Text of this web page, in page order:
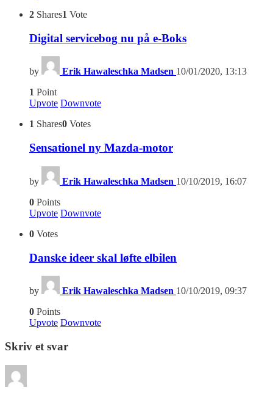
2 Shares1 Vote
Digital servicebog nu på e-Boks
by Erik Hawaleschka Madsen 10/01/2020, 13:13
1 Point
Upvote Downvote
1 Shares0 Votes
Sensationel ny Mazda-motor
by Erik Hawaleschka Madsen 10/10/2019, 16:07
0 Points
Upvote Downvote
0 Votes
Danske ideer skal løfte elbilen
by Erik Hawaleschka Madsen 10/10/2019, 09:37
0 Points
Upvote Downvote
Skriv et svar